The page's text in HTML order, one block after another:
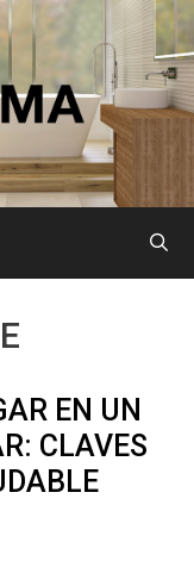
EN UN
CLAVES